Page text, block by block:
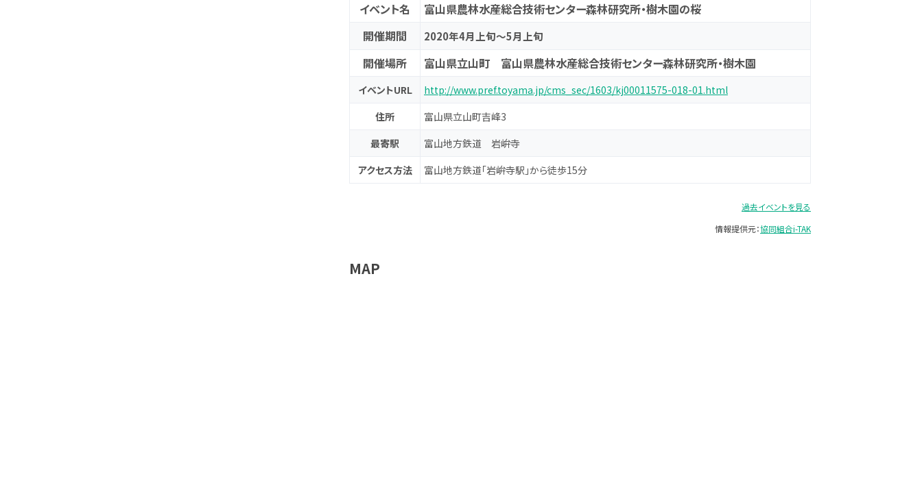
イベント名
富山県農林水産総合技術センター森林研究所・樹木園の桜
開催期間
2020年4月上旬～5月上旬
開催場所 富山県立山町 富山県農林水産総合技術センター森林研究所・樹木園
イベントURL
http://www.pref.toyama.jp/cms_sec/1603/kj00011575-018-01.html
住所
富山県立山町吉峰3
最寄駅
富山地方鉄道 岩峅寺
アクセス方法
富山地方鉄道「岩峅寺駅」から徒歩15分
過去イベントを見る
情報提供元：協同組合i-TAK
MAP